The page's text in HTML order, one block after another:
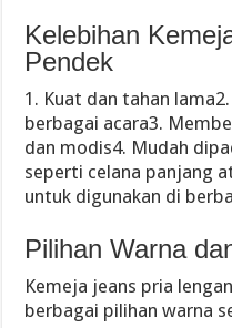
Kelebihan
Pendek
1. Kuat dan tahan
berbagai acara3.
dan modis4. Mudah
seperti celana panjang
untuk digunakan di
Pilihan Warna
Kemeja jeans pria
berbagai pilihan warna